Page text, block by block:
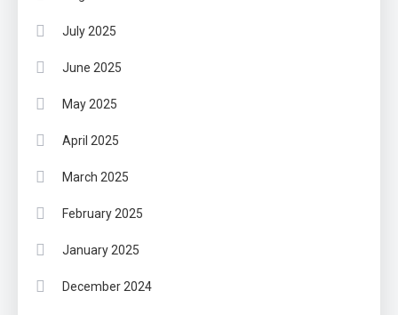
July 2025
June 2025
May 2025
April 2025
March 2025
February 2025
January 2025
December 2024